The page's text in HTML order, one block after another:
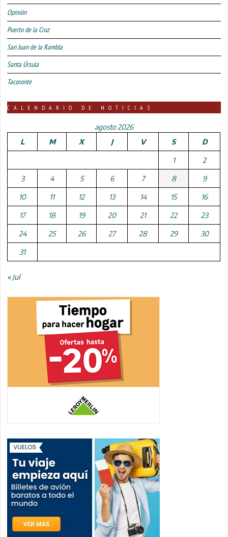
Opinión
Puerto de la Cruz
San Juan de la Rambla
Santa Úrsula
Tacoronte
CALENDARIO DE NOTICIAS
agosto 2026
L
M X J V S D
1 2
3 4 5 6 7 8 9
10 11 12 13 14 15 16
17 18 19 20 21 22 23
24 25 26 27 28 29 30
31
« Jul